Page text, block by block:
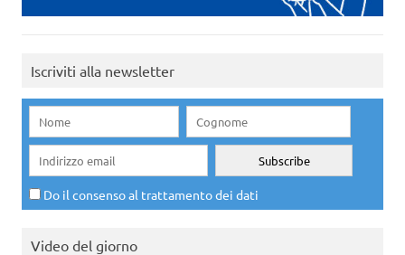
Iscriviti alla newsletter
Do il consenso al trattamento dei dati
Video del giorno